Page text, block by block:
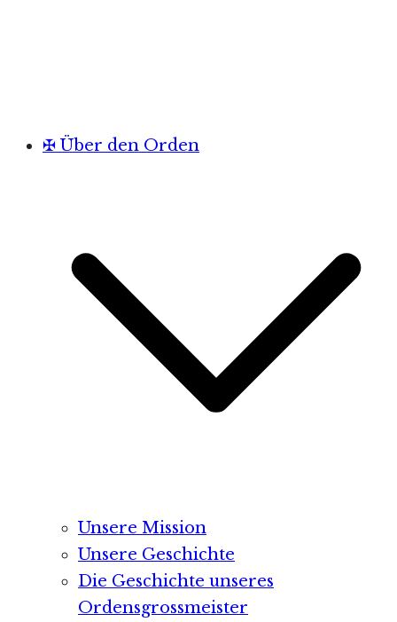
✠ Über den Orden
Unsere Mission
Unsere Geschichte
Die Geschichte unseres
Ordensgrossmeister